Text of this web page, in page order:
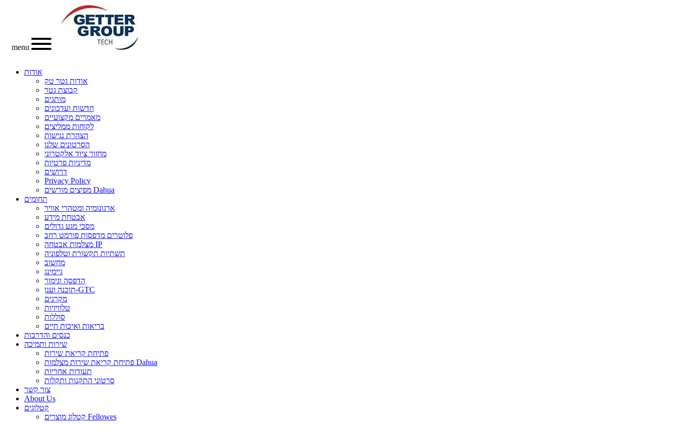
menu
אודות
אודות גטר טק
קבוצת גטר
מותגים
חדשות ועדכונים
מאמרים מקצועיים
לקוחות ממליצים
הצהרת נגישות
הסרטונים שלנו
מחזור ציוד אלקטרוני
מדיניות פרטיות
דרושים
Privacy Policy
מפיצים מורשים Dahua
תחומים
ארגונומיה ומטהרי אוויר
אבטחת מידע
מסכי מגע גדולים
פלוטרים מדפסות פורמט רחב
מצלמות אבטחה IP
תשתיות תקשורת וטלפוניה
מחשוב
גיימינג
הדפסה וגימור
תוכנה וענן-GTC
מקרנים
טלוויזיות
סוללות
בריאות ואיכות חיים
כנסים והדרכות
שירות ותמיכה
פתיחת קריאת שירות
פתיחת קריאת שירות מצלמות Dahua
תעודות אחריות
סרטוני התקנות ותקלות
צור קשר
About Us
קטלוגים
קטלוג מוצרים Fellowes